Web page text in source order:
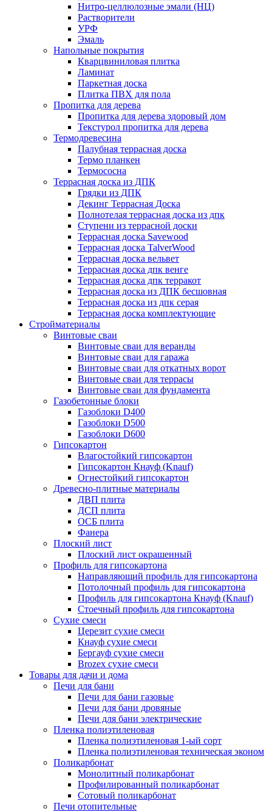
Нитро-целлюлозные эмали (НЦ)
Растворители
УРФ
Эмаль
Напольные покрытия
Кварцвиниловая плитка
Ламинат
Паркетная доска
Плитка ПВХ для пола
Пропитка для дерева
Пропитка для дерева здоровый дом
Текстурол пропитка для дерева
Термодревесина
Палубная террасная доска
Термо планкен
Термососна
Террасная доска из ДПК
Грядки из ДПК
Декинг Террасная Доска
Полнотелая террасная доска из дпк
Ступени из террасной доски
Террасная доска Savewood
Террасная доска TalverWood
Террасная доска вельвет
Террасная доска дпк венге
Террасная доска дпк терракот
Террасная доска из ДПК бесшовная
Террасная доска из дпк серая
Террасная доска комплектующие
Стройматериалы
Винтовые сваи
Винтовые сваи для веранды
Винтовые сваи для гаража
Винтовые сваи для откатных ворот
Винтовые сваи для террасы
Винтовые сваи для фундамента
Газобетонные блоки
Газоблоки D400
Газоблоки D500
Газоблоки D600
Гипсокартон
Влагостойкий гипсокартон
Гипсокартон Кнауф (Knauf)
Огнестойкий гипсокартон
Древесно-плитные материалы
ДВП плита
ДСП плита
ОСБ плита
Фанера
Плоский лист
Плоский лист окрашенный
Профиль для гипсокартона
Направляющий профиль для гипсокартона
Потолочный профиль для гипсокартона
Профиль для гипсокартона Кнауф (Knauf)
Стоечный профиль для гипсокартона
Сухие смеси
Церезит сухие смеси
Кнауф сухие смеси
Бергауф сухие смеси
Brozex сухие смеси
Товары для дачи и дома
Печи для бани
Печи для бани газовые
Печи для бани дровяные
Печи для бани электрические
Пленка полиэтиленовая
Пленка полиэтиленовая 1-ый сорт
Пленка полиэтиленовая техническая эконом
Поликарбонат
Монолитный поликарбонат
Профилированный поликарбонат
Сотовый поликарбонат
Печи отопительные